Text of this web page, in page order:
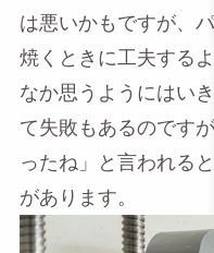
は悪いかもですが、
焼くときに工夫する
なか思うようにはい
て失敗もあるのです
ったね」と言われる
があります。